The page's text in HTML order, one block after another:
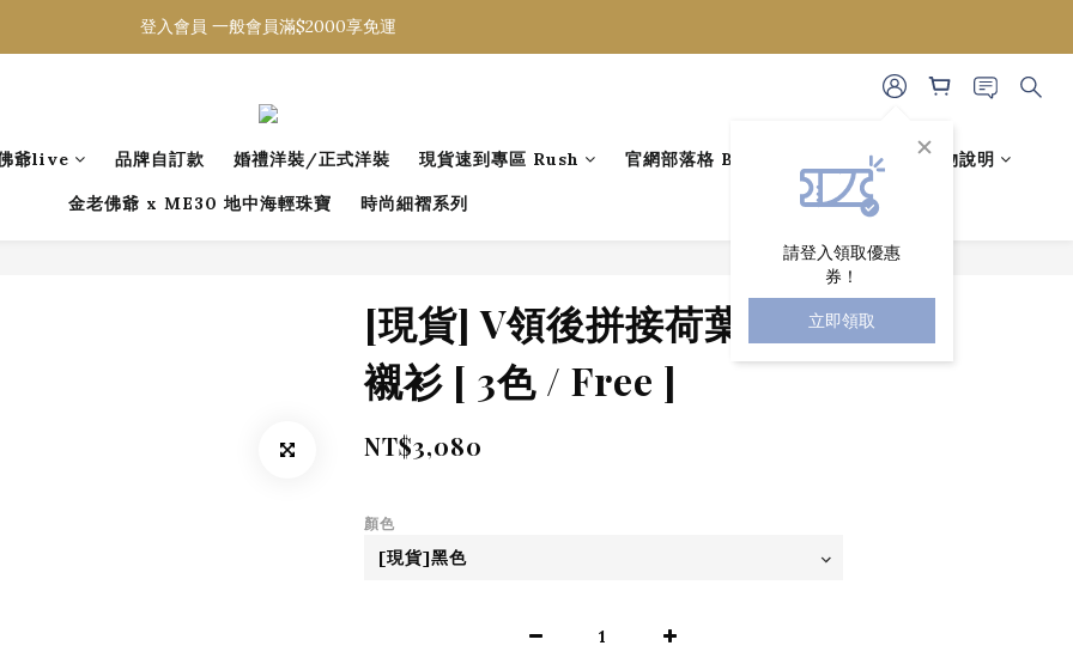
登入會員 一般會員滿$2000享免運
登入會員 一般會員滿$2000享免運
請登入領取優惠
券！
立即領取
爺live 品牌自訂款 婚禮洋裝/正式洋裝 現貨速到專區 Rush 官網部落格 BLOG 藝人穿搭 購物說明
金老佛爺 x ME30 地中海輕珠寶 時尚細褶系列
[現貨] V領後拼接荷葉雪紡
襯衫 [ 3色 / Free ]
NT$3,080
顏色